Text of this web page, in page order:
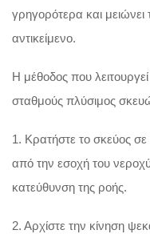
γρηγορότερα και
αντικείμενο.
Η μέθοδος που
σταθμούς πλύσιμος
1. Κρατήστε το σκεύος
από την εσοχή του
κατεύθυνση της ροής.
2. Αρχίστε την κίνηση